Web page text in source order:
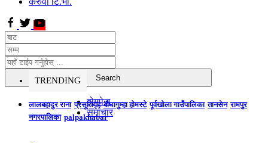
TRENDING
लालबहादुर राना प्रसूतिगृह बौघागुम्हा होमस्टे पूर्वखोला गाउँपालिका तानसेन रामपुर
नगरपालिका palpakhabar
होमपेज
समाचार